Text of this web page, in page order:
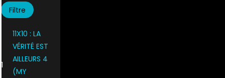
1
11X10 : LA
VÉRITÉ EST
AILLEURS 4
(MY